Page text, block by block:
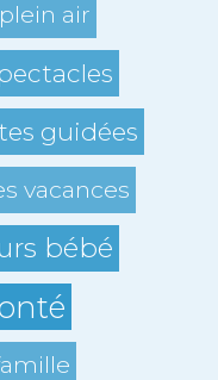
air
guidées
vacances
bébé